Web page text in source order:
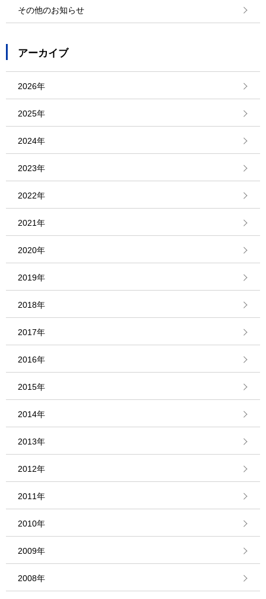
その他のお知らせ
アーカイブ
2026年
2025年
2024年
2023年
2022年
2021年
2020年
2019年
2018年
2017年
2016年
2015年
2014年
2013年
2012年
2011年
2010年
2009年
2008年